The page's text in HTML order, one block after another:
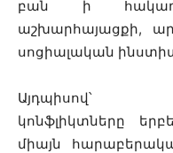
բան ի
աշխարհայացքի,
սոցիալական
Այդպիսով՝
կոնֆլիկտները
միայն